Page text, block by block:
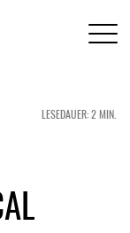
LESEDAUER: 2 MIN.